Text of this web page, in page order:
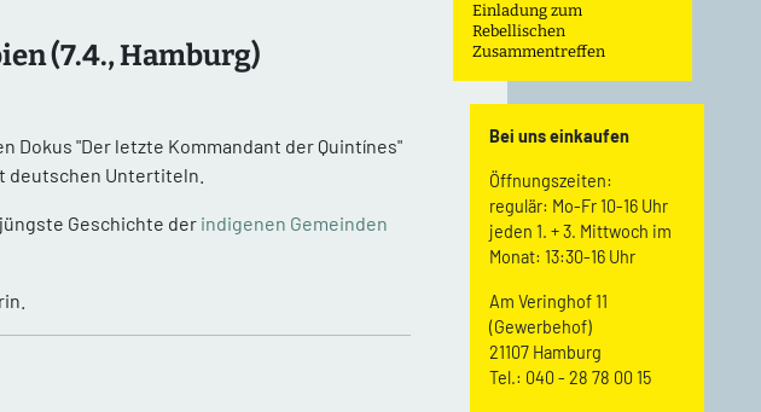
(7.4., Hamburg)
Dokus "Der letzte Kommandant der Quintínes"
deutschen Untertiteln.
Geschichte der indigenen Gemeinden
Einladung zum
Rebellischen
Zusammentreffen
Bei uns einkaufen
Öffnungszeiten:
regulär: Mo-Fr 10-16 Uhr
jeden 1. + 3. Mittwoch im
Monat: 13:30-16 Uhr
Am Veringhof 11
(Gewerbehof)
21107 Hamburg
Tel.: 040 - 28 78 00 15